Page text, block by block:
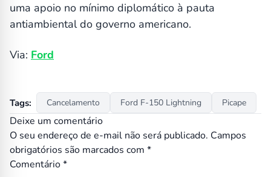
uma apoio no mínimo diplomático à pauta
antiambiental do governo americano.
Via: Ford
Tags: Cancelamento Ford F-150 Lightning Picape
Deixe um comentário
O seu endereço de e-mail não será publicado. Campos
obrigatórios são marcados com *
Comentário*